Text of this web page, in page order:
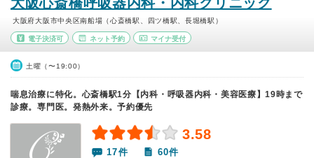
大阪府大阪市中央区南船場（心斎橋駅、四ツ橋駅、長堀橋駅）
電子決済可 ネット予約 マイナ受付
土曜（〜19:00）
喘息治療に特化。心斎橋駅1分【内科・呼吸器内科・美容医療】19時まで
診療。専門医。発熱外来。予約優先
3.58
17件 60件